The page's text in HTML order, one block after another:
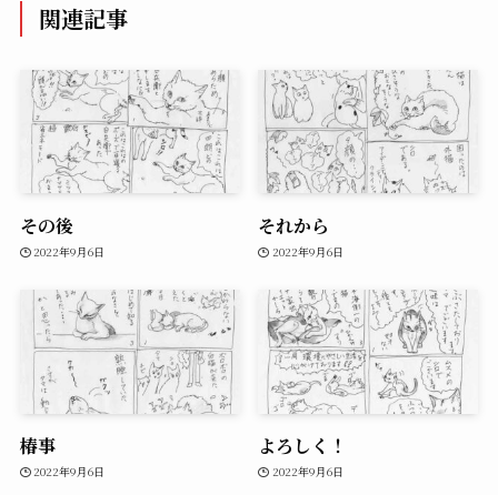
関連記事
その後
2022年9月6日
それから
2022年9月6日
椿事
2022年9月6日
よろしく！
2022年9月6日